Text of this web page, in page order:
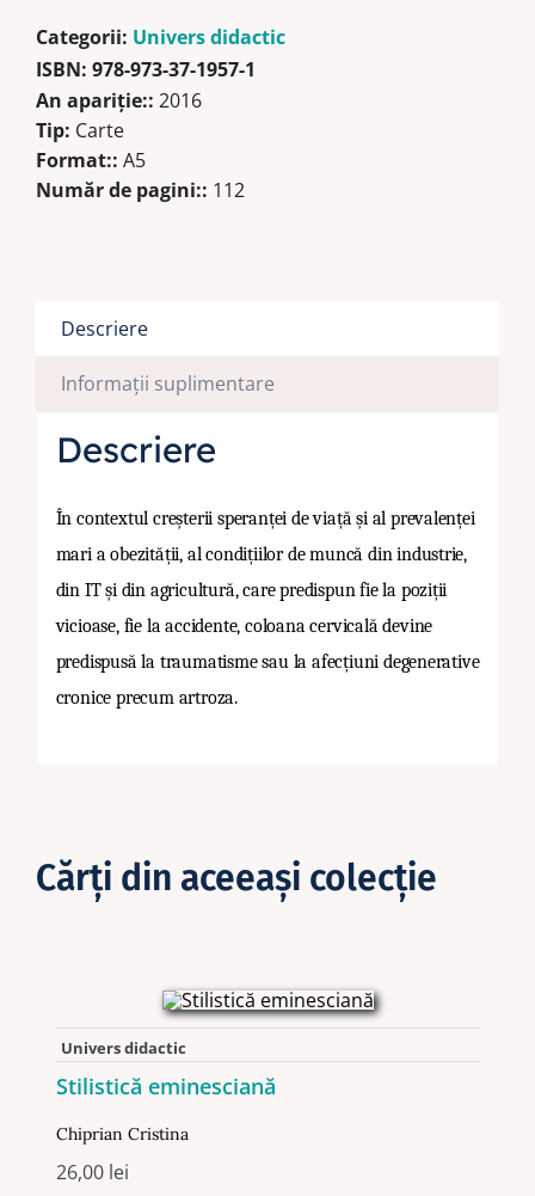
sindromului
algic
cervical
Categorii: Univers didactic
ISBN: 978-973-37-1957-1
An apariţie:: 2016
Tip: Carte
Format:: A5
Număr de pagini:: 112
Descriere
Informații suplimentare
Descriere
În contextul creșterii speranței de viață și al prevalenței
mari a obezității, al condițiilor de muncă din industrie,
din IT și din agricultură, care predispun fie la poziții
vicioase, fie la accidente, coloana cervicală devine
predispusă la traumatisme sau la afecțiuni degenerative
cronice precum artroza.
Cărţi din aceeaşi colecţie
Univers didactic
Stilistică eminesciană
Chiprian Cristina
26,00 lei